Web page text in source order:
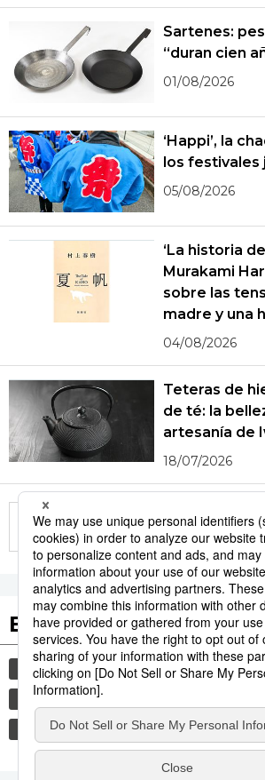
Sartenes:
“duran cien
01/08/2026
‘Happi’, la
los festivales
05/08/2026
‘La historia
Murakami
sobre las
madre y una
04/08/2026
Teteras de
de té: la
artesanía de
18/07/2026
More in this series
Etiquetas destacadas
cultura vida gastronomía
tradiciones
gastronomía japonesa
alimentos